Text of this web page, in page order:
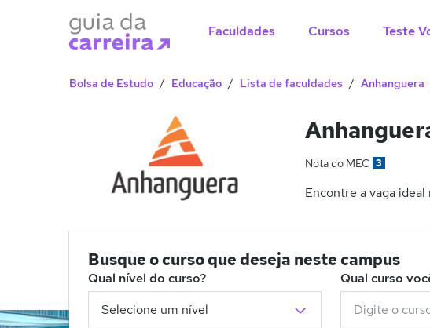
Faculdades Cursos Teste
Bolsa de Estudo Educação Lista de faculdades Anhanguera
Nota do MEC 3
Encontre a vaga
Busque o curso que deseja neste campus
Qual nível do curso? Qual curso